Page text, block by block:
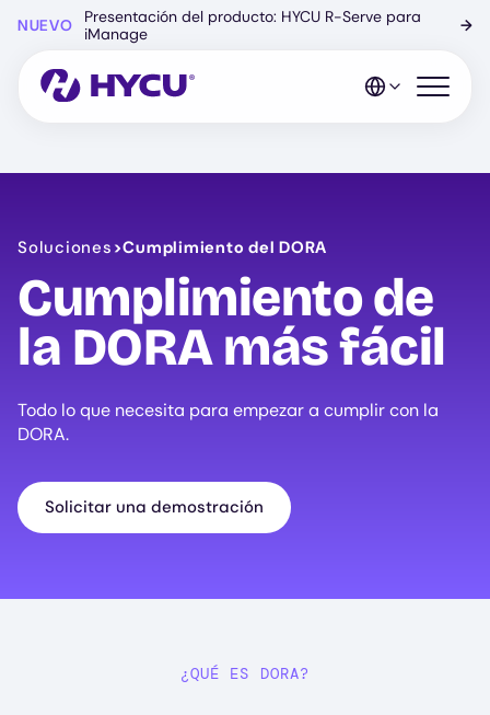
principal
NUEVO
Presentación del producto: HYCU R-Serve para
iManage
→
Abrir el
Soluciones >Cumplimiento del DORA
Cumplimiento de
la DORA más fácil
Todo lo que necesita para empezar a cumplir con la
DORA.
Solicitar una demostración
¿QUÉ ES DORA?